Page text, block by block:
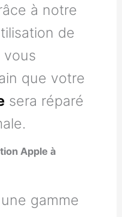
à notre
de
vous
que votre
sera réparé
Apple à
gamme